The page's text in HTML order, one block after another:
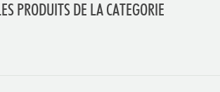
PRODUITS DE LA CATEGORIE